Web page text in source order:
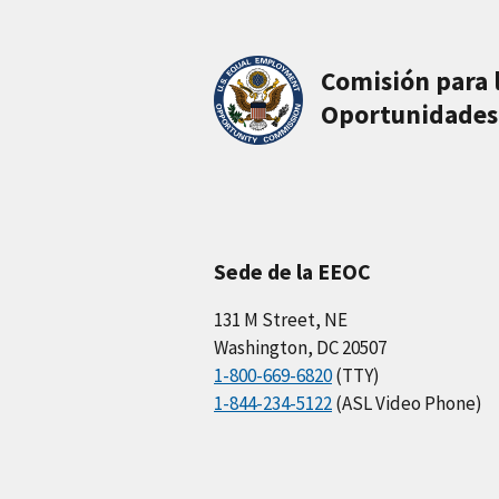
Comisión para
Sede de la EEOC
131 M Street, NE
Washington, DC 20507
1-800-669-6820(TTY)
1-844-234-5122(ASL Video Phone)